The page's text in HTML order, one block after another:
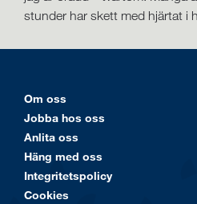
stunder har skett med hjärtat i
Om oss
Jobba hos oss
Anlita oss
Häng med oss
Integritetspolicy
Cookies